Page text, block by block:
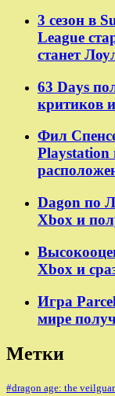
3 сезон в
League
станет
63 Days
критиков
Фил
Playstation
Dagon по
Xbox и
Xbox и
Игра
мире
Метки
#dragon age: the